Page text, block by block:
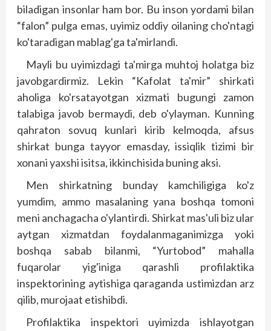
biladigan insonlar ham bor. Bu inson yordami bilan
“falon” pulga emas, uyimiz oddiy oilaning cho'ntagi
ko'taradigan mablag'ga ta'mirlandi.
Mayli bu uyimizdagi ta'mirga muhtoj holatga biz
javobgardirmiz. Lekin “Kafolat ta'mir” shirkati
aholiga ko'rsatayotgan xizmati bugungi zamon
talabiga javob bermaydi, deb o'ylayman. Kunning
qahraton sovuq kunlari kirib kelmoqda, afsus
shirkat bunga tayyor emasday, issiqlik tizimi bir
xonani yaxshi isitsa, ikkinchisida buning aksi.
Men shirkatning bunday kamchiligiga ko'z
yumdim, ammo masalaning yana boshqa tomoni
meni anchagacha o'ylantirdi. Shirkat mas'uli biz ular
ayt­gan xizmatdan foydalanmaganimizga yoki
boshqa sabab bilanmi, “Yurt­obod” mahalla
fuqarolar yig'iniga qarashli profilaktika
inspektorining aytishiga qaraganda ustimizdan arz
qilib, murojaat etishibdi.
Profilaktika inspektori uyimizda ishlayotgan